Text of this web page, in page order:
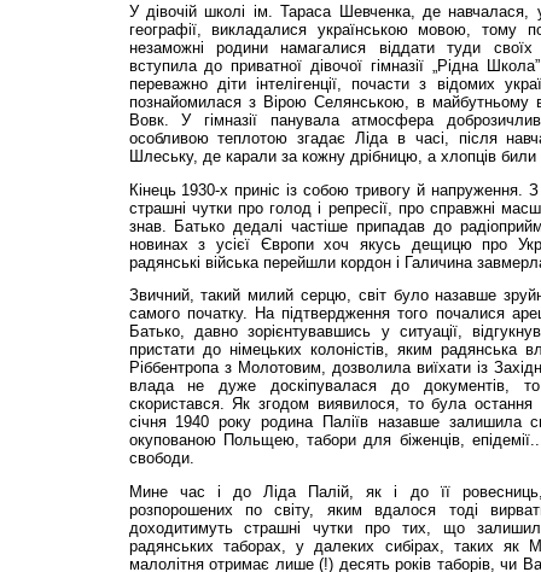
У дівочій школі ім. Тараса Шевченка, де навчалася,
географії, викладалися українською мовою, тому
незаможні родини намагалися віддати туди
вступила до приватної дівочої гімназії „Рідна
переважно діти інтелігенції, почасти з відомих
познайомилася з Вірою Селянською, в майбутньому
Вовк. У гімназії панувала атмосфера
особливою теплотою згадає Ліда в часі, після
Шлеську, де карали за кожну дрібницю, а хлопців
Кінець 1930-х приніс із собою тривогу й напруження.
страшні чутки про голод і репресії, про справжні
знав. Батько дедалі частіше припадав до
новинах з усієї Європи хоч якусь дещицю про
радянські війська перейшли кордон і Галичина
Звичний, такий милий серцю, світ було назавше
самого початку. На підтвердження того почалися
Батько, давно зорієнтувавшись у ситуації,
пристати до німецьких колоністів, яким радянська
Ріббентропа з Молотовим, дозволила виїхати із
влада не дуже доскіпувалася до документів,
скористався. Як згодом виявилося, то була остання
січня 1940 року родина Паліїв назавше залишила
окупованою Польщею, табори для біженців,
свободи.
Мине час і до Ліда Палій, як і до її ровесниць,
розпорошених по світу, яким вдалося тоді
доходитимуть страшні чутки про тих, що
радянських таборах, у далеких сибірах, таких як
малолітня отримає лише (!) десять років таборів, чи